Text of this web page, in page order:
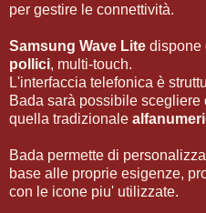
per gestire le connettività.
Samsung Wave Lite dispone
pollici, multi-touch.
L'interfaccia telefonica è
Bada sarà possibile scegliere
quella tradizionale
Bada permette di
base alle proprie esigenze,
con le icone piu' utilizzate.